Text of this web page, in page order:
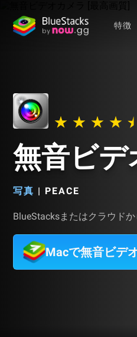
特徴
無音ビデ
写真 | PEACE
BlueStacksまたはクラウド
Macで無音ビデ